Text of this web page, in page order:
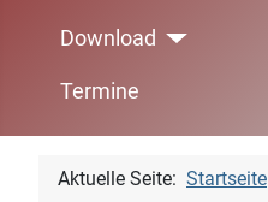
Download
Termine
Aktuelle Seite: Startseite